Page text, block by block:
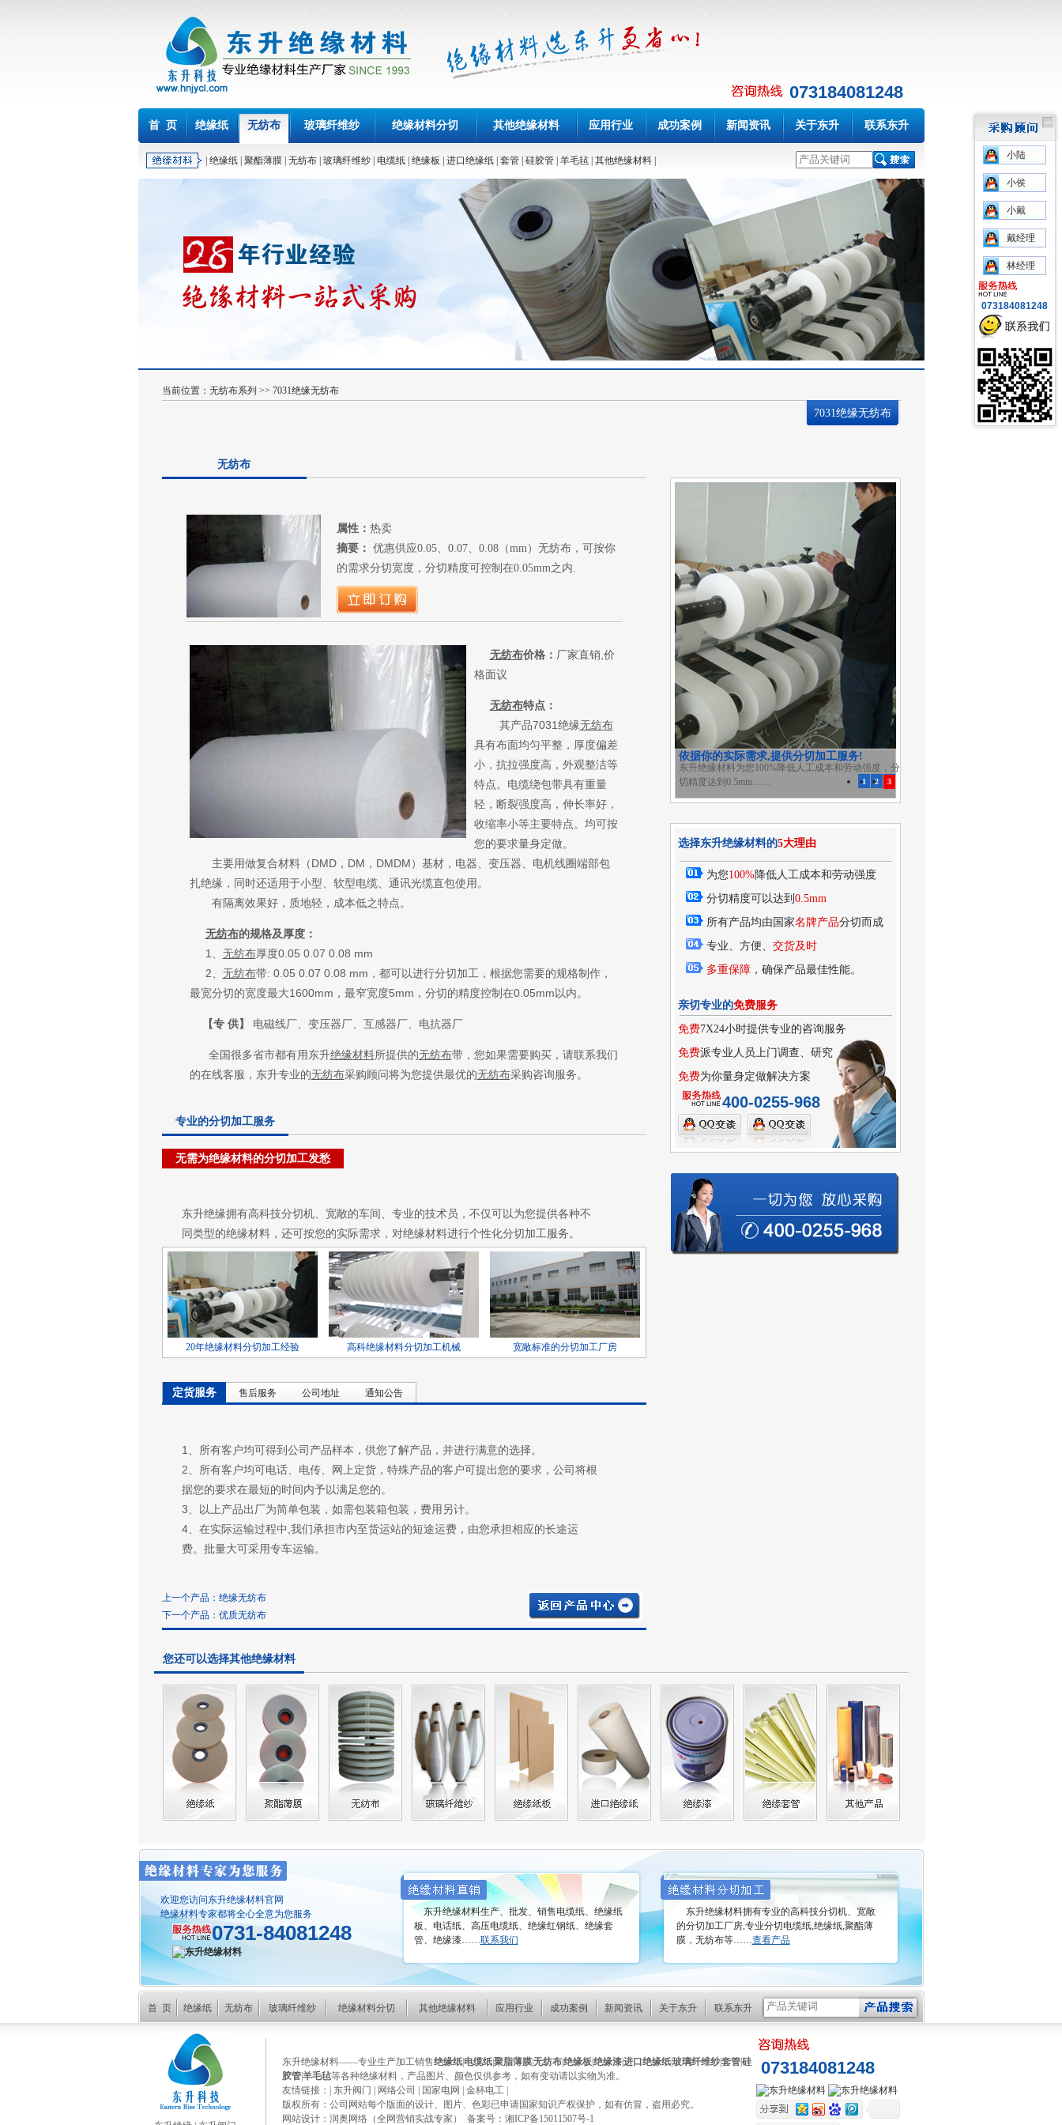
073184081248
首 页 绝缘纸 无纺布 玻璃纤维纱 绝缘材料分切 其他绝缘材料 应用行业 成功案例 新闻资讯 关于东升 联系东升
绝缘纸| 聚酯薄膜| 无纺布| 玻璃纤维纱| 电缆纸| 绝缘板 进口绝缘纸| 套管| 硅胶管| 羊毛毡| 其他绝缘材料|
当前位置： 无纺布系列 >> 7031绝缘无纺布
7031绝缘无纺布
无纺布
属性： 热卖
摘要： 优惠供应0.05、0.07、0.08（mm）无纺布，可按你
的需求分切宽度，分切精度可控制在0.05mm之内.
无纺布价格： 厂家直销,价
格面议
无纺布特点：
其产品7031绝缘无纺布
具有布面均匀平整，厚度偏差
小，抗拉强度高，外观整洁等
特点。电缆绕包带具有重量
轻，断裂强度高，伸长率好，
收缩率小等主要特点。均可按
您的要求量身定做。
主要用做复合材料（DMD，DM，DMDM）基材，电器、变压器、电机线圈端部包
扎绝缘，同时还适用于小型、软型电缆、通讯光缆直包使用。
有隔离效果好，质地轻，成本低之特点。
无纺布的规格及厚度：
1、 无纺布厚度0.05 0.07 0.08 mm
2、 无纺布带: 0.05 0.07 0.08 mm，都可以进行分切加工，根据您需要的规格制作，
最宽分切的宽度最大1600mm，最窄宽度5mm，分切的精度控制在0.05mm以内。
【专 供】 电磁线厂、变压器厂、互感器厂、电抗器厂
全国很多省市都有用东升绝缘材料所提供的无纺布带， 您如果需要购买，请联系我们
的在线客服，东升专业的无纺布采购顾问将为您提供最优的无纺布采购咨询服务。
专业的分切加工服务
无需为绝缘材料的分切加工发愁
东升绝缘拥有高科技分切机、宽敞的车间、专业的技术员，不仅可以为您提供各种不
同类型的绝缘材料，还可按您的实际需求，对绝缘材料进行个性化分切加工服务。
20年绝缘材料分切加工经验 高科绝缘材料分切加工机械 宽敞标准的分切加工厂房
定货服务 售后服务 公司地址 通知公告
1、所有客户均可得到公司产品样本，供您了解产品，并进行满意的选择。
2、所有客户均可电话、电传、网上定货，特殊产品的客户可提出您的要求，公司将根
据您的要求在最短的时间内予以满足您的。
3、以上产品出厂为简单包装，如需包装箱包装，费用另计。
4、在实际运输过程中,我们承担市内至货运站的短途运费，由您承担相应的长途运
费。批量大可采用专车运输。
上一个产品： 绝缘无纺布
下一个产品： 优质无纺布
依据你的实际需求,提供分切加工服务!
东升绝缘材料为您100%降低人工成本和劳动强度，分
切精度达到0.5mm……
1 2 3
选择东升绝缘材料的5大理由
为您100%降低人工成本和劳动强度
分切精度可以达到 0.5mm
所有产品均由国家名牌产品分切而成
专业、方便、 交货及时
多重保障，确保产品最佳性能。
亲切专业的免费服务
免费7X24小时提供专业的咨询服务
免费派专业人员上门调查、研究
免费为你量身定做解决方案
400-0255-968
您还可以选择其他绝缘材料
欢迎您访问东升绝缘材料官网
绝缘材料专家都将全心全意为您服务
0731-84081248
东升绝缘材料生产、批发、销售电缆纸、绝缘纸
板、电话纸、高压电缆纸、绝缘红钢纸、绝缘套
管、绝缘漆……联系我们
东升绝缘材料拥有专业的高科技分切机、宽敞
的分切加工厂房,专业分切电缆纸,绝缘纸,聚酯薄
膜，无纺布等……查看产品
小陆
小侯
小戴
戴经理
林经理
073184081248
首 页 绝缘纸 无纺布 玻璃纤维纱 绝缘材料分切 其他绝缘材料 应用行业 成功案例 新闻资讯 关于东升 联系东升
东升绝缘材料——专业生产加工销售绝缘纸 电缆纸聚脂薄膜无纺布绝缘板绝缘漆进口绝缘纸玻璃纤维纱|套管硅
胶管羊毛毡等各种绝缘材料，产品图片、颜色仅供参考，如有变动请以实物为准。
友情链接：| 东升阀门 网络公司 国家电网 金杯电工
版权所有：公司网站每个版面的设计、图片、色彩已申请国家知识产权保护，如有仿冒，盗用必究。
网站设计： 润奥网络（全网营销实战专家） 备案号： 湘ICP备15011507号-1
073184081248